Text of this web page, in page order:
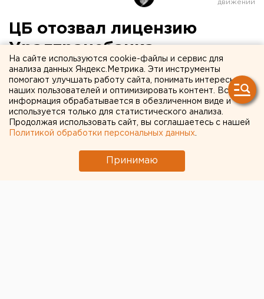
ЦБ отозвал лицензию
Уралтрансбанка
На сайте используются cookie-файлы и сервис для
анализа данных Яндекс.Метрика. Эти инструменты
помогают улучшать работу сайта, понимать интересы
наших пользователей и оптимизировать контент. Вся
информация обрабатывается в обезличенном виде и
используется только для статистического анализа.
Продолжая использовать сайт, вы соглашаетесь с нашей
Политикой обработки персональных данных
Принимаю